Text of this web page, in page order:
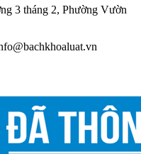
3 tháng 2, Phường Vườn